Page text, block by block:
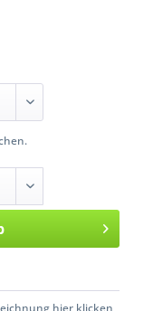
hier klicken